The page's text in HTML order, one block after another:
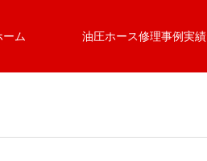
ーム 油圧ホース修理事例実績